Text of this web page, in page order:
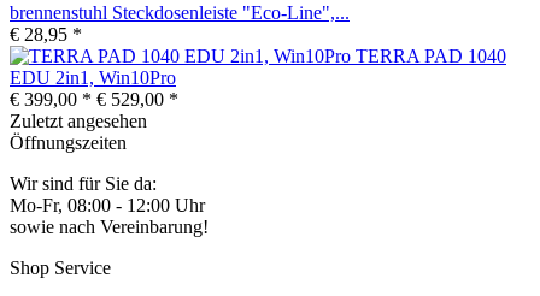
brennenstuhl Steckdosenleiste "Eco-Line",...
€ 28,95 *
TERRA PAD 1040
EDU 2in1, Win10Pro
€ 399,00 * € 529,00 *
Zuletzt angesehen
Öffnungszeiten
Wir sind für Sie da:
Mo-Fr, 08:00 - 12:00 Uhr
sowie nach Vereinbarung!
Shop Service